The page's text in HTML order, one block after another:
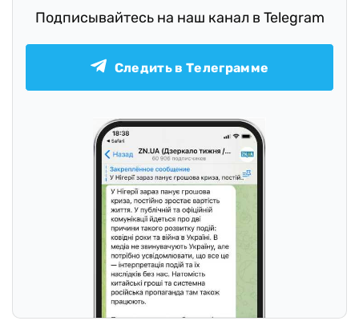
Подписывайтесь на наш канал в Telegram
Следить в Телеграмме